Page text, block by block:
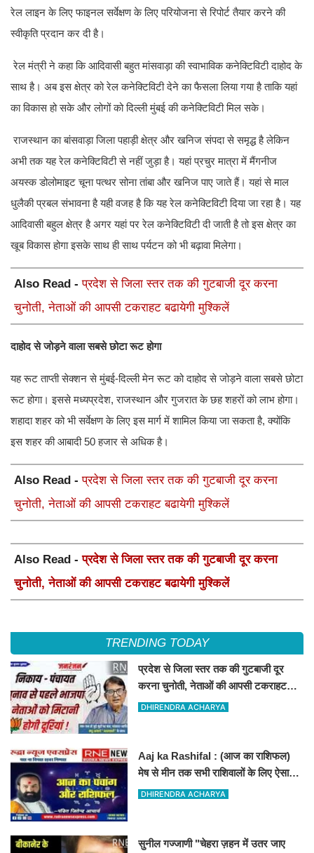
रेल लाइन के लिए फाइनल सर्वेक्षण के लिए परियोजना से रिपोर्ट तैयार करने की
स्वीकृति प्रदान कर दी है।
रेल मंत्री ने कहा कि आदिवासी बहुत मांसवाड़ा की स्वाभाविक कनेक्टिविटी दाहोद के
साथ है। अब इस क्षेत्र को रेल कनेक्टिविटी देने का फैसला लिया गया है ताकि यहां
का विकास हो सके और लोगों को दिल्ली मुंबई की कनेक्टिविटी मिल सके।
राजस्थान का बांसवाड़ा जिला पहाड़ी क्षेत्र और खनिज संपदा से समृद्ध है लेकिन
अभी तक यह रेल कनेक्टिविटी से नहीं जुड़ा है। यहां प्रचुर मात्रा में मैंगनीज
अयस्क डोलोमाइट चूना पत्थर सोना तांबा और खनिज पाए जाते हैं। यहां से माल
धुलैकी प्रबल संभावना है यही वजह है कि यह रेल कनेक्टिविटी दिया जा रहा है। यह
आदिवासी बहुल क्षेत्र है अगर यहां पर रेल कनेक्टिविटी दी जाती है तो इस क्षेत्र का
खूब विकास होगा इसके साथ ही साथ पर्यटन को भी बढ़ावा मिलेगा।
Also Read -प्रदेश से जिला स्तर तक की गुटबाजी दूर करना
चुनोती, नेताओं की आपसी टकराहट बढायेगी मुश्किलें
दाहोद से जोड़ने वाला सबसे छोटा रूट होगा
यह रूट ताप्ती सेक्शन से मुंबई-दिल्ली मेन रूट को दाहोद से जोड़ने वाला सबसे छोटा
रूट होगा। इससे मध्यप्रदेश, राजस्थान और गुजरात के छह शहरों को लाभ होगा।
शहादा शहर को भी सर्वेक्षण के लिए इस मार्ग में शामिल किया जा सकता है, क्योंकि
इस शहर की आबादी 50 हजार से अधिक है।
Also Read -प्रदेश से जिला स्तर तक की गुटबाजी दूर करना
चुनोती, नेताओं की आपसी टकराहट बढायेगी मुश्किलें
Also Read -प्रदेश से जिला स्तर तक की गुटबाजी दूर करना
चुनोती, नेताओं की आपसी टकराहट बढायेगी मुश्किलें
TRENDING TODAY
प्रदेश से जिला स्तर तक की गुटबाजी दूर
करना चुनोती, नेताओं की आपसी टकराहट
बढायेगी मुश्किलें
DHIRENDRA ACHARYA
Aaj ka Rashifal : (आज का राशिफल)
मेष से मीन तक सभी राशिवालों के लिए ऐसा
रहेगा आज का दिन !
DHIRENDRA ACHARYA
सुनील गज्जाणी "चेहरा ज़हन में उतर जाए